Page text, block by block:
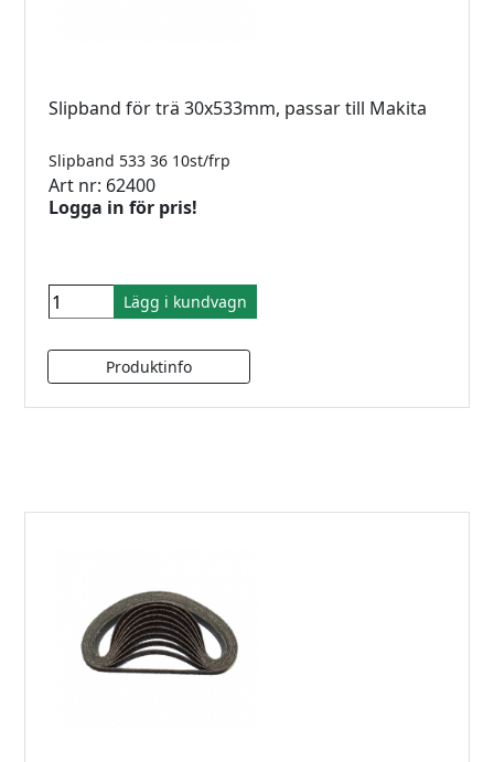
Slipband för trä 30x533mm, passar till Makita
Slipband 533 36 10st/frp
Art nr: 62400
Logga in för pris!
Lägg i kundvagn